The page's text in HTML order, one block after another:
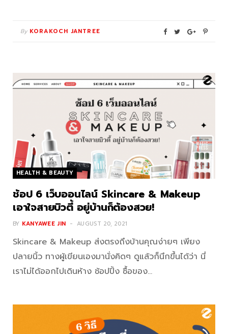
By KORAKOCH JANTREE
HEALTH & BEAUTY
ช้อป 6 เว็บออนไลน์ Skincare & Makeup
เอาใจสายบิวตี้ อยู่บ้านก็ต้องสวย!
BY KANYAWEE JIN AUGUST 20, 2021
Skincare & Makeup ส่งตรงถึงบ้านคุณง่ายๆ เพียง
ปลายนิ้ว ทางผู้เขียนเองมานั่งคิดๆ ดูแล้วก็นึกขึ้นได้ว่า นี่
เราไม่ได้ออกไปเดินห้าง ช้อปปิ้ง ซื้อของ…